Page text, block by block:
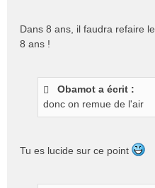
Dans 8 ans, il faudra refaire
8 ans !
Obamot a écrit :
donc on remue de l'air
Tu es lucide sur ce point